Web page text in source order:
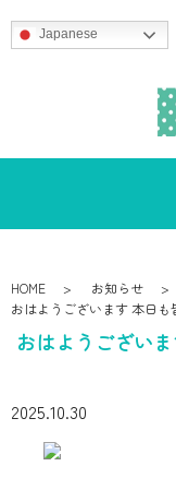
Japanese
HOME
お知らせ
おはようございます 本日
おはようござい
2025.10.30